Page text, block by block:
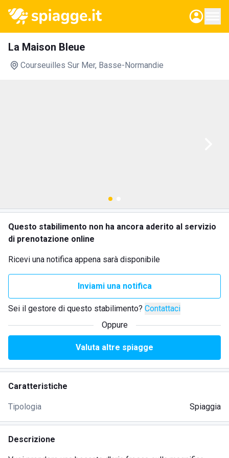
La Maison Bleue
Courseuilles Sur Mer, Basse-Normandie
Questo stabilimento non ha ancora aderito al servizio
di prenotazione online
Ricevi una notifica appena sarà disponibile
Inviami una notifica
Sei il gestore di questo stabilimento? Contattaci
Oppure
Valuta altre spiagge
Caratteristiche
Tipologia Spiaggia
Descrizione